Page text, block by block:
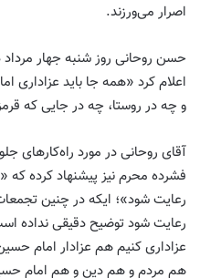
اصرار می‌ورزند.
حسن روحانی روز شنبه جهار مرداد
اعلام کرد «همه جا باید عزاداری
و چه در روستا، چه در جایی که
آقای روحانی در مورد راه‌کارهای
فشرده محرم نیز پیشنهاد کرده
رعایت شود»؛ ایکه در چنین
رعایت شود توضیح دقیقی نداده
عزاداری کنیم هم عزادار امام
هم مردم و هم دین و هم امام